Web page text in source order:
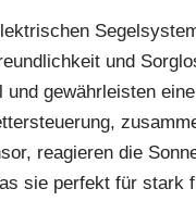
und
und gewährleisten
reagieren die
sie perfekt für stark